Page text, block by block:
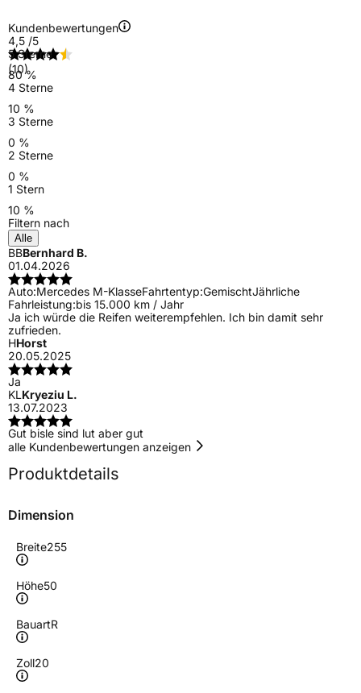
Kundenbewertungen
4,5 /5
(10)
5 Sterne
80 %
4 Sterne
10 %
3 Sterne
0 %
2 Sterne
0 %
1 Stern
10 %
Filtern nach
Alle
BBBernhard B.
01.04.2026
Auto:Mercedes M-KlasseFahrtentyp:GemischtJährliche
Fahrleistung:bis 15.000 km / Jahr
Ja ich würde die Reifen weiterempfehlen. Ich bin damit sehr
zufrieden.
HHorst
20.05.2025
Ja
KLKryeziu L.
13.07.2023
Gut bisle sind lut aber gut
alle Kundenbewertungen anzeigen
Produktdetails
Dimension
Breite255
Höhe50
BauartR
Zoll20